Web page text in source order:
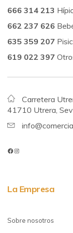
666 314 213
662 237 626
635 359 207
619 022 397
Carretera
41710 Utrera,
La Empresa
Sobre nosotros